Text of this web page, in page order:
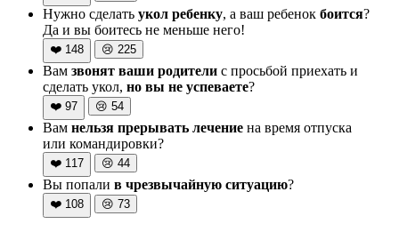
Нужно сделать укол ребенку, а ваш ребенок боится?
Да и вы боитесь не меньше него!
❤️ 148 😢 225
Вам звонят ваши родители с просьбой приехать и
сделать укол, но вы не успеваете?
❤️ 97 😢 54
Вам нельзя прерывать лечение на время отпуска
или командировки?
❤️ 117 😢 44
Вы попали в чрезвычайную ситуацию?
❤️ 108 😢 73